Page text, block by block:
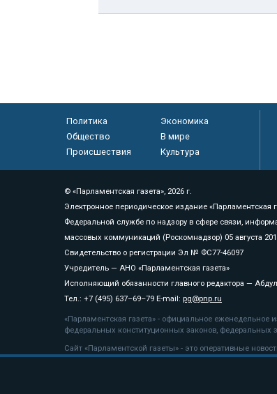
Политика
Экономика
Общество
В мире
Происшествия
Культура
© «Парламентская газета», 2026 г.
Электронное периодическое издание «Парламентская
Федеральной службе по надзору в сфере связи,
массовых коммуникаций (Роскомнадзор) 05 августа
Свидетельство о регистрации Эл № ФС77-46097
Учредитель — АНО «Парламентская газета»
Исполняющий обязанности главного редактора —
Тел.: +7 (495) 637–69–79 E-mail: pg@pnp.ru
«Парламентская газета» - официальное
федеральных конституционных законов, федеральных
Сайт «Парламентской газеты» - это оперативные
«Парламентской газеты» активная ссылка на pnp.ru